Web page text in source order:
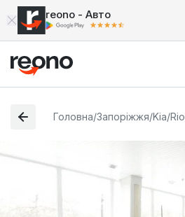
reono - Авто
Головна/Запоріжжя/Kia/Rio